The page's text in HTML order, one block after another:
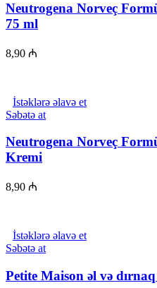
Neutrogena Norveç
75 ml
8,90 ₼
İstəklərə əlavə et
Səbətə at
Neutrogena Norveç
Kremi
8,90 ₼
İstəklərə əlavə et
Səbətə at
Petite Maison əl və